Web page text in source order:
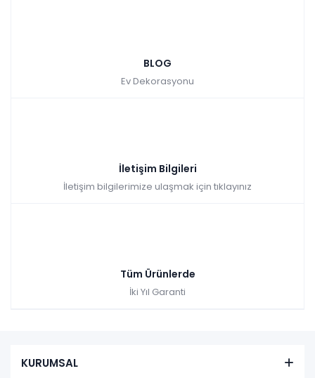
BLOG
Ev Dekorasyonu
İletişim Bilgileri
İletişim bilgilerimize ulaşmak için tıklayınız
Tüm Ürünlerde
İki Yıl Garanti
KURUMSAL